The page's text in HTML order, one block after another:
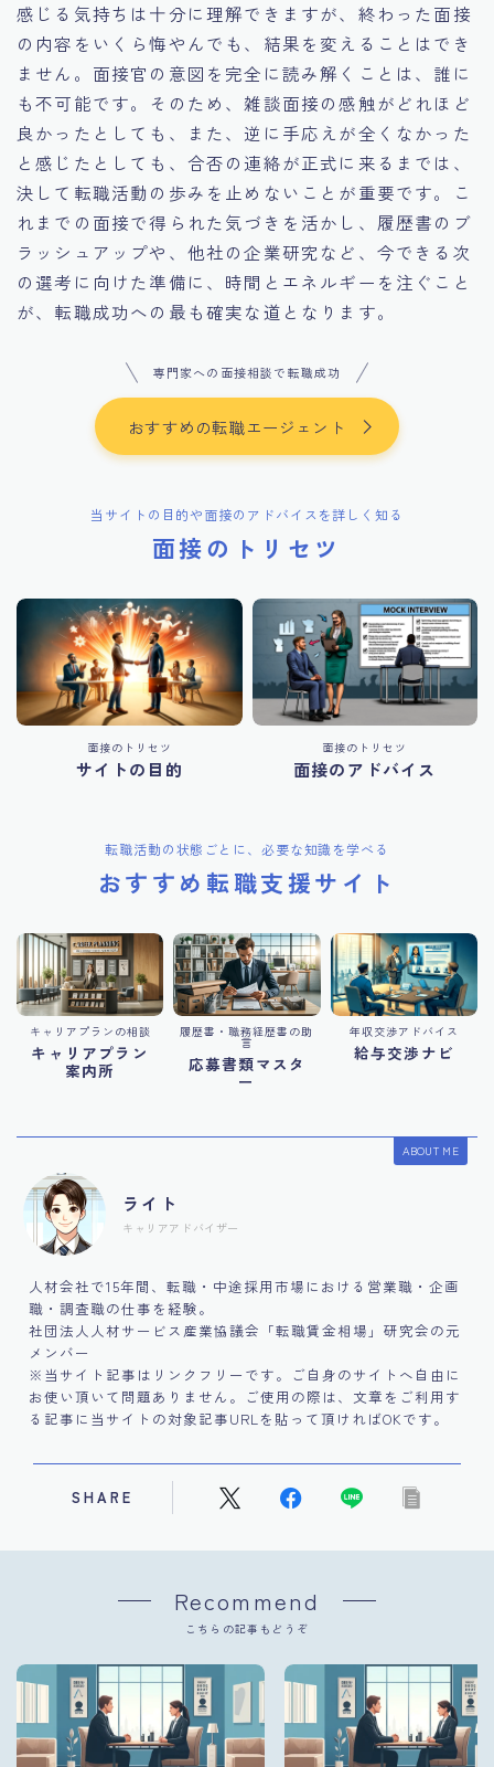
感じる気持ちは十分に理解できますが、終わった面接
の内容をいくら悔やんでも、結果を変えることはでき
ません。面接官の意図を完全に読み解くことは、誰に
も不可能です。そのため、雑談面接の感触がどれほど
良かったとしても、また、逆に手応えが全くなかった
と感じたとしても、合否の連絡が正式に来るまでは、
決して転職活動の歩みを止めないことが重要です。こ
れまでの面接で得られた気づきを活かし、履歴書のブ
ラッシュアップや、他社の企業研究など、今できる次
の選考に向けた準備に、時間とエネルギーを注ぐこと
が、転職成功への最も確実な道となります。
専門家への面接相談で転職成功
おすすめの転職エージェント
当サイトの目的や面接のアドバイスを詳しく知る
面接のトリセツ
面接のトリセツ
サイトの目的
面接のトリセツ
面接のアドバイス
転職活動の状態ごとに、必要な知識を学べる
おすすめ転職支援サイト
キャリアプランの相談
キャリアプラン
案内所
履歴書・職務経歴書の助
言
応募書類マスタ
ー
年収交渉アドバイス
給与交渉ナビ
ABOUT ME
ライト
キャリアアドバイザー
人材会社で15年間、転職・中途採用市場における営業職・企画
職・調査職の仕事を経験。
社団法人人材サービス産業協議会「転職賃金相場」研究会の元
メンバー
※当サイト記事はリンクフリーです。ご自身のサイトへ自由に
お使い頂いて問題ありません。ご使用の際は、文章をご利用す
る記事に当サイトの対象記事URLを貼って頂ければOKです。
SHARE
Recommend
こちらの記事もどうぞ